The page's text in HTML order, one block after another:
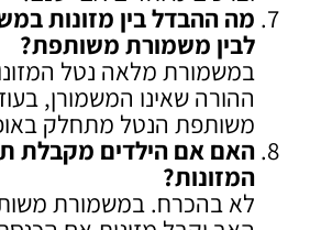
מה ההבדל בין מזונות
לבין משמורת משותפת?
במשמורת מלאה נטל
ההורה שאינו המשמורן,
משותפת הנטל מתחלק באופן
האם אם הילדים מקבלת
המזונות?
לא בהכרח. במשמורת